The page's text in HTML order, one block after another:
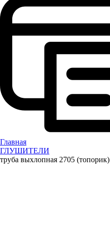
Главная
ГЛУШИТЕЛИ
труба выхлопная 2705 (топорик)